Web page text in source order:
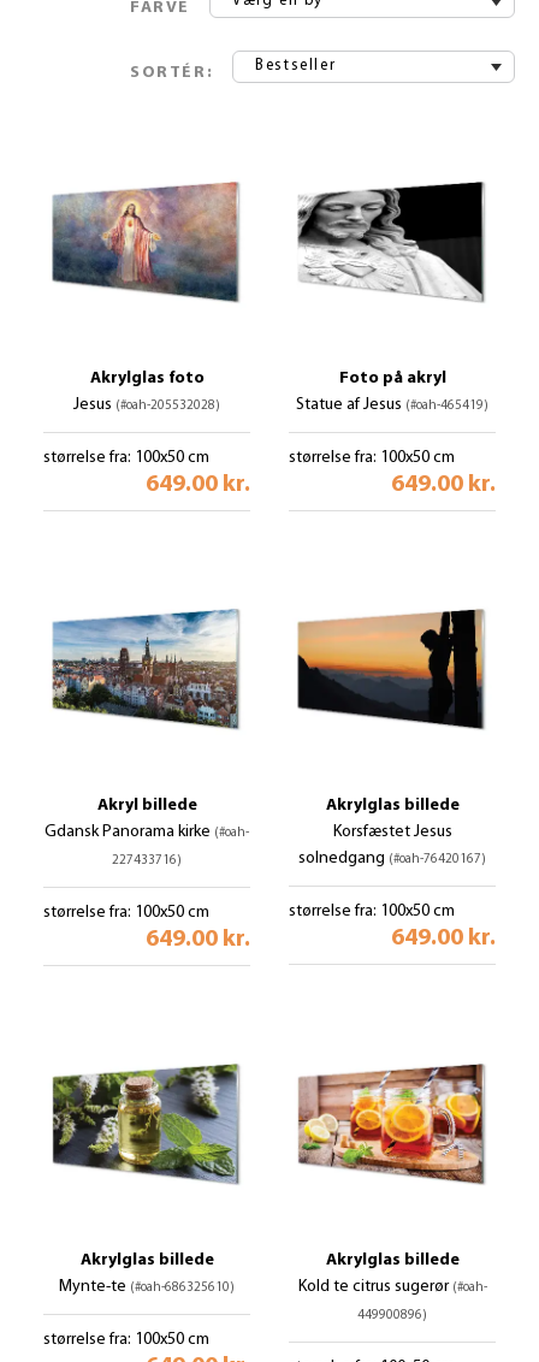
FARVE
SORTÉR: Bestseller
Akrylglas foto
Jesus (#oah-205532028)
størrelse fra: 100x50 cm
649.00 kr.
Foto på akryl
Statue af Jesus (#oah-465419)
størrelse fra: 100x50 cm
649.00 kr.
Akryl billede
Gdansk Panorama kirke (#oah-
227433716)
størrelse fra: 100x50 cm
649.00 kr.
Akrylglas billede
Korsfæstet Jesus
solnedgang (#oah-76420167)
størrelse fra: 100x50 cm
649.00 kr.
Akrylglas billede
Mynte-te (#oah-686325610)
størrelse fra: 100x50 cm
Akrylglas billede
Kold te citrus sugerør (#oah-
449900896)